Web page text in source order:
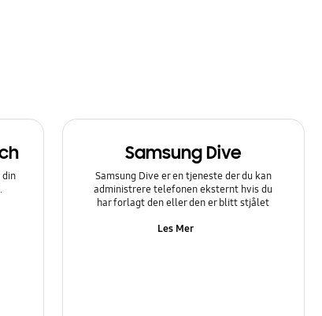
Samsung Dive
Samsung Dive er en tjeneste der du kan
administrere telefonen eksternt hvis du
har forlagt den eller den er blitt stjålet
Les Mer